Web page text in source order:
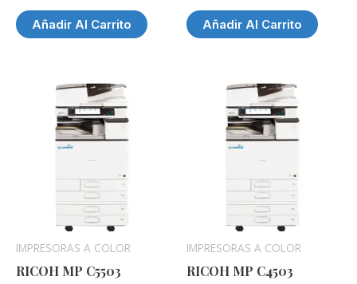
Añadir Al Carrito Añadir Al Carrito
IMPRESORAS A COLOR
RICOH MP C5503
IMPRESORAS A COLOR
RICOH MP C4503